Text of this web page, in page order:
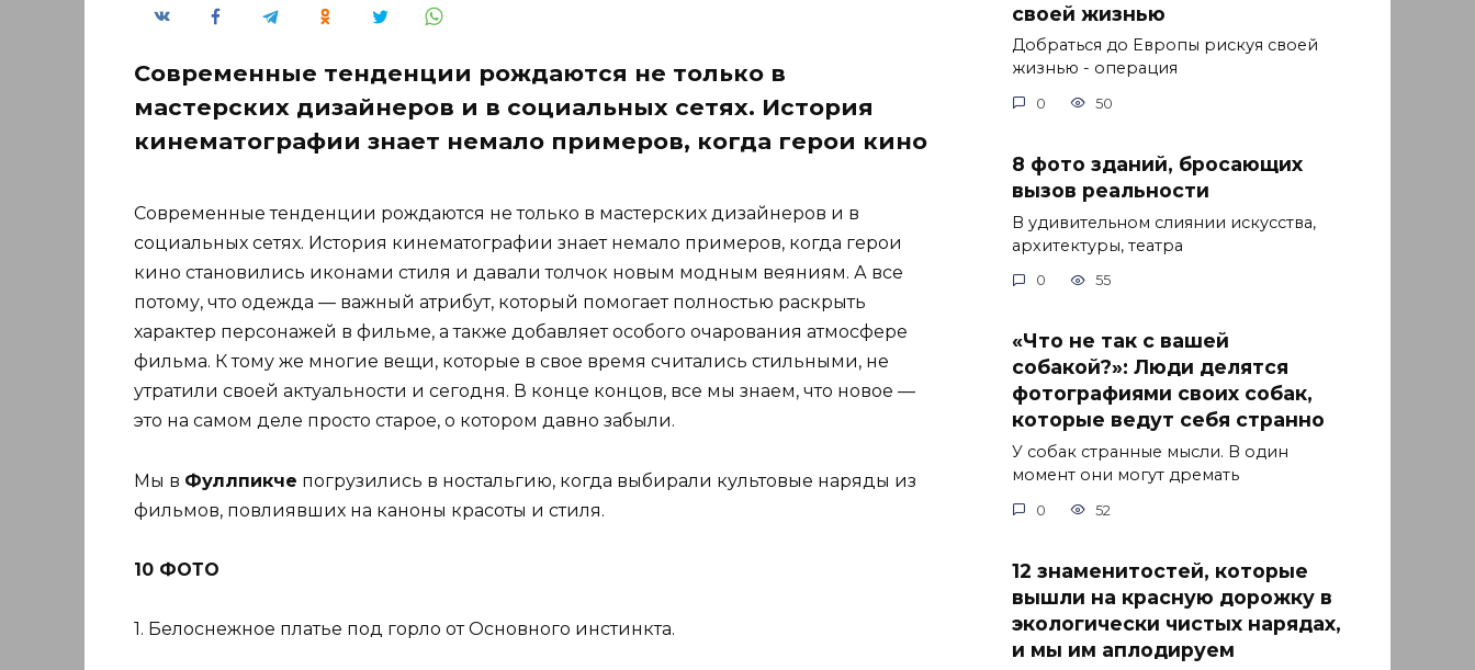
Современные тенденции рождаются не только в
мастерских дизайнеров и в социальных сетях. История
кинематографии знает немало примеров, когда герои кино
Современные тенденции рождаются не только в мастерских дизайнеров и в
социальных сетях. История кинематографии знает немало примеров, когда герои
кино становились иконами стиля и давали толчок новым модным веяниям. А все
потому, что одежда — важный атрибут, который помогает полностью раскрыть
характер персонажей в фильме, а также добавляет особого очарования атмосфере
фильма. К тому же многие вещи, которые в свое время считались стильными, не
утратили своей актуальности и сегодня. В конце концов, все мы знаем, что новое —
это на самом деле просто старое, о котором давно забыли.
Мы в Фуллпикче погрузились в ностальгию, когда выбирали культовые наряды из
фильмов, повлиявших на каноны красоты и стиля.
10 ФОТО
1. Белоснежное платье под горло от Основного инстинкта.
своей жизнью
Добраться до Европы рискуя своей
жизнью - операция
0 50
8 фото зданий, бросающих
вызов реальности
В удивительном слиянии искусства,
архитектуры, театра
0 55
«Что не так с вашей
собакой?»: Люди делятся
фотографиями своих собак,
которые ведут себя странно
У собак странные мысли. В один
момент они могут дремать
0 52
12 знаменитостей, которые
вышли на красную дорожку в
экологически чистых нарядах,
и мы им аплодируем